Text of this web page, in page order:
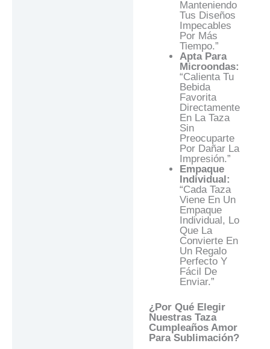
Manteniendo
Tus Diseños
Impecables
Por Más
Tiempo.”
Apta Para
Microondas:
“Calienta Tu
Bebida
Favorita
Directamente
En La Taza
Sin
Preocuparte
Por Dañar La
Impresión.”
Empaque
Individual:
“Cada Taza
Viene En Un
Empaque
Individual, Lo
Que La
Convierte En
Un Regalo
Perfecto Y
Fácil De
Enviar.”
¿Por Qué Elegir
Nuestras Taza
Cumpleaños Amor
Para Sublimación?